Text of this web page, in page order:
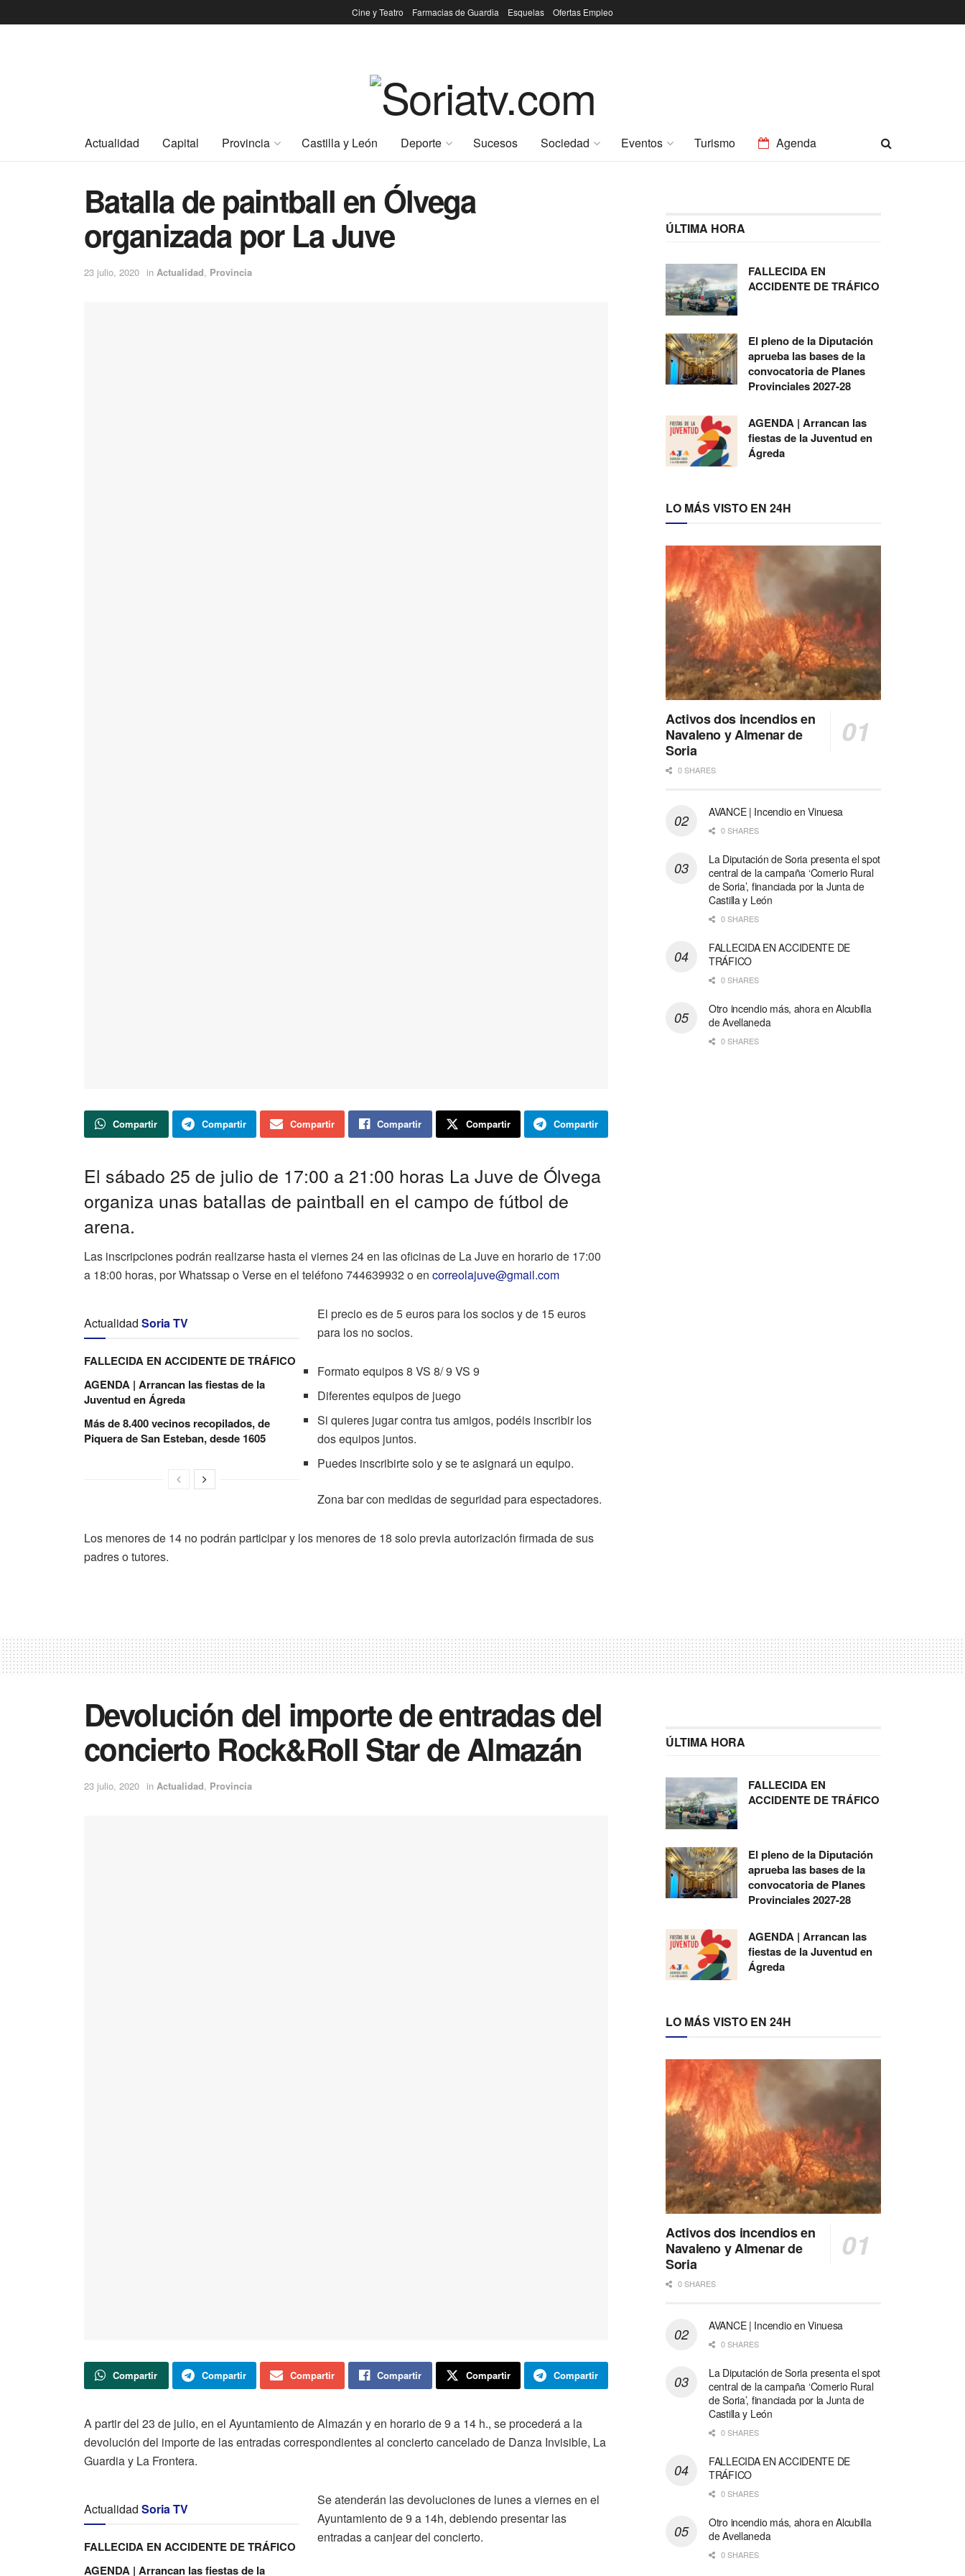
Cine y Teatro Farmacias de Guardia Esquelas Ofertas Empleo
Actualidad Capital Provincia Castilla y León Deporte Sucesos Sociedad Eventos Turismo Agenda
Batalla de paintball en Ólvega
organizada por La Juve
23 julio, 2020 in Actualidad, Provincia
Compartir Compartir Compartir Compartir Compartir Compartir
El sábado 25 de julio de 17:00 a 21:00 horas La Juve de Ólvega
organiza unas batallas de paintball en el campo de fútbol de
arena.
Las inscripciones podrán realizarse hasta el viernes 24 en las oficinas de La Juve en horario de 17:00
a 18:00 horas, por Whatssap o Verse en el teléfono 744639932 o en correolajuve@gmail.com
Actualidad Soria TV
FALLECIDA EN ACCIDENTE DE TRÁFICO
AGENDA | Arrancan las fiestas de la
Juventud en Ágreda
Más de 8.400 vecinos recopilados, de
Piquera de San Esteban, desde 1605
El precio es de 5 euros para los socios y de 15 euros
para los no socios.
Formato equipos 8 VS 8/ 9 VS 9
Diferentes equipos de juego
Si quieres jugar contra tus amigos, podéis inscribir los
dos equipos juntos.
Puedes inscribirte solo y se te asignará un equipo.
Zona bar con medidas de seguridad para espectadores.
Los menores de 14 no podrán participar y los menores de 18 solo previa autorización firmada de sus
padres o tutores.
ÚLTIMA HORA
FALLECIDA EN
ACCIDENTE DE TRÁFICO
El pleno de la Diputación
aprueba las bases de la
convocatoria de Planes
Provinciales 2027-28
AGENDA | Arrancan las
fiestas de la Juventud en
Ágreda
LO MÁS VISTO EN 24H
Activos dos incendios en
Navaleno y Almenar de
Soria
0 SHARES
AVANCE | Incendio en Vinuesa
0 SHARES
La Diputación de Soria presenta el spot
central de la campaña ‘Comerio Rural
de Soria’, financiada por la Junta de
Castilla y León
0 SHARES
FALLECIDA EN ACCIDENTE DE
TRÁFICO
0 SHARES
Otro incendio más, ahora en Alcubilla
de Avellaneda
0 SHARES
Devolución del importe de entradas del
concierto Rock&Roll Star de Almazán
23 julio, 2020 in Actualidad, Provincia
Compartir Compartir Compartir Compartir Compartir Compartir
A partir del 23 de julio, en el Ayuntamiento de Almazán y en horario de 9 a 14 h., se procederá a la
devolución del importe de las entradas correspondientes al concierto cancelado de Danza Invisible, La
Guardia y La Frontera.
Actualidad Soria TV
FALLECIDA EN ACCIDENTE DE TRÁFICO
AGENDA | Arrancan las fiestas de la
Se atenderán las devoluciones de lunes a viernes en el
Ayuntamiento de 9 a 14h, debiendo presentar las
entradas a canjear del concierto.
ÚLTIMA HORA
FALLECIDA EN
ACCIDENTE DE TRÁFICO
El pleno de la Diputación
aprueba las bases de la
convocatoria de Planes
Provinciales 2027-28
AGENDA | Arrancan las
fiestas de la Juventud en
Ágreda
LO MÁS VISTO EN 24H
Activos dos incendios en
Navaleno y Almenar de
Soria
0 SHARES
AVANCE | Incendio en Vinuesa
0 SHARES
La Diputación de Soria presenta el spot
central de la campaña ‘Comerio Rural
de Soria’, financiada por la Junta de
Castilla y León
0 SHARES
FALLECIDA EN ACCIDENTE DE
TRÁFICO
0 SHARES
Otro incendio más, ahora en Alcubilla
de Avellaneda
0 SHARES